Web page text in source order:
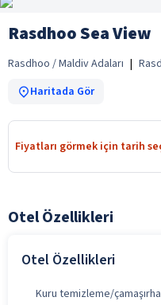
Rasdhoo Sea View
Rasdhoo / Maldiv Adaları |
Haritada Gör
Fiyatları görmek için tarih
Otel Özellikleri
Otel Özellikleri
Kuru temizleme/